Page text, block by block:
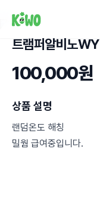
트램퍼알비노WY
100,000원
상품 설명
랜덤온도 해칭
밀웜 급여중입니다.